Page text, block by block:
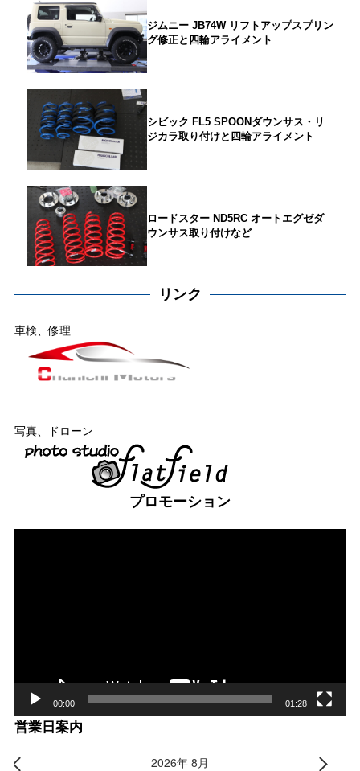
ジムニー JB74W リフトアップスプリン
グ修正と四輪アライメント
シビック FL5 SPOONダウンサス・リ
ジカラ取り付けと四輪アライメント
ロードスター ND5RC オートエグゼダ
ウンサス取り付けなど
リンク
車検、修理
写真、ドローン
プロモーション
00:00 01:28
営業日案内
2026年 8月